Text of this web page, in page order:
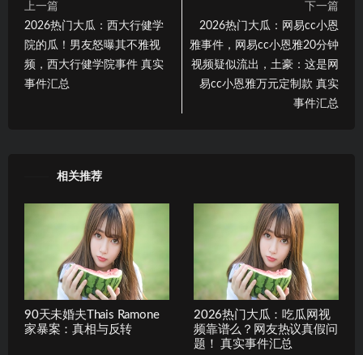
上一篇
2026热门大瓜：西大行健学
院的瓜！男友怒曝其不雅视
频，西大行健学院事件 真实
事件汇总
下一篇
2026热门大瓜：网易cc小恩
雅事件，网易cc小恩雅20分钟
视频疑似流出，土豪：这是网
易cc小恩雅万元定制款 真实
事件汇总
相关推荐
90天未婚夫Thais Ramone
家暴案：真相与反转
2026热门大瓜：吃瓜网视
频靠谱么？网友热议真假问
题！ 真实事件汇总